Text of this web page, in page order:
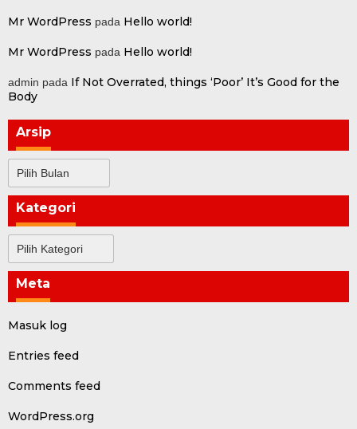
Mr WordPress pada Hello world!
Mr WordPress pada Hello world!
admin pada If Not Overrated, things ‘Poor’ It’s Good for the
Body
Arsip
Kategori
Meta
Masuk log
Entries feed
Comments feed
WordPress.org